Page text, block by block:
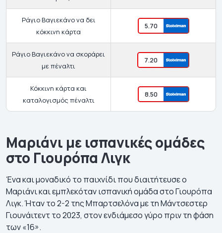
Ράγιο Βαγιεκάνο να δει
κόκκινη κάρτα
5.70
Ράγιο Βαγιεκάνο να σκοράρει
με πέναλτι
7.20
Κόκκινη κάρτα και
καταλογισμός πέναλτι
8.50
Μαριάνι με ισπανικές ομάδες
στο Γιουρόπα Λιγκ
Ένα και μοναδικό το παιχνίδι που διαιτήτευσε ο
Μαριάνι και εμπλεκόταν ισπανική ομάδα στο Γιουρόπα
Λιγκ. Ήταν το 2-2 της Μπαρτσελόνα με τη Μάντσεστερ
Γιουνάιτεντ το 2023, στον ενδιάμεσο γύρο πριν τη φάση
των «16».